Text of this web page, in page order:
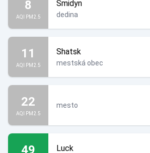
8
AQI PM2.5
Smidyn
dedina
11
AQI PM2.5
Shatsk
mestská obec
22
AQI PM2.5
mesto
49 Luck